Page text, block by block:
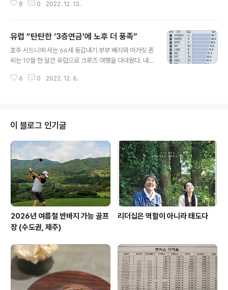
우스는 디즈니랜드를 설계한 뒤, 5년의 시공을 거쳐 개방
는 무작정 지중해로 향했다. 프랑스 남부 교외를 지나 산과
들로 가득한 포도원에 도착한 그는 차가 커브를 꺾어 들어
간 곳에 수많은 차가 정차된 모습을 발견하고 깜짝 놀랐다.
하면 포도를 한 상자나 딸 수 있었다. 얘기를 들어보니 포도
8 0 2022. 12. 13.
유럽 “탄탄한 ‘3층연금’에 노후 더 풍족”
호주 시드니에 사는 66세 동갑내기 부부 베리와 마거릿 퀸
씨는 10월 한 달간 유럽으로 크루즈 여행을 다녀왔다. 내년
보이면서도 시내가 가까운 동네로 이사할 계획이다. 퀸 씨
백만장자’다. 대학교수와 시간강사로 일하다가 2018년 은
퇴한 부부는 각자 연금으로 매달 5800호주달러(약 510
만 원)를 받고 있다. 호주 퇴직연금은 1992년부터 모든 근
로자의 가입이 의무화된 데다 연금 자산의 60%가량이 주
식으로 운용되며 연 8%대의 수익률을 이어가고 있다. 퀸
씨는 “은퇴 전..
6 0 2022. 12. 6.
이 블로그 인기글
2026년 여름철 반바지 가능 골프
장 (수도권, 제주)
리더십은 역할이 아니라 태도다